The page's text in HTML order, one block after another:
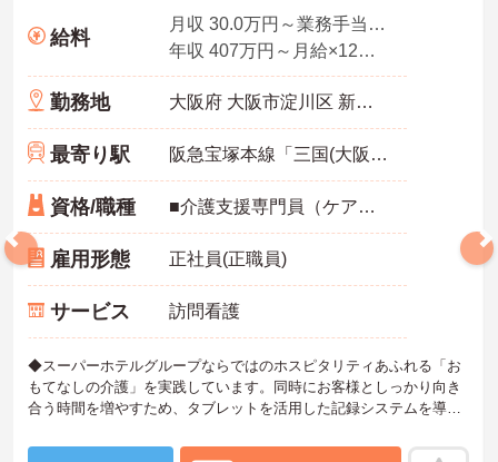
給料
月収 30.0万円～業務手当＋職務手当＋資格手当を含む
年収 407万円～月給×12ヶ月＋賞与
勤務地 大阪府 大阪市淀川区 新高4-4-7
最寄り駅 阪急宝塚本線「三国(大阪)駅」徒歩7分
資格/職種 ■介護支援専門員（ケアマネジャー） ※経験不問、介護支援専門員業務経験あれば尚可 ※ブランク可
雇用形態 正社員(正職員)
サービス 訪問看護
◆スーパーホテルグループならではのホスピタリティあふれる「お
もてなしの介護」を実践しています。同時にお客様としっかり向き
合う時間を増やすため、タブレットを活用した記録システムを導入
寄り添えるやりがいのあるお仕事です。